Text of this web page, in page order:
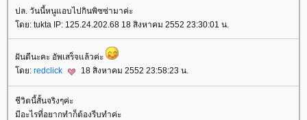
ปล. วันนี้หนูแอบไปกินพิซซ่ามาค่ะ
ดย: tukta IP: 125.24.202.68 18 สิงหาคม 2552 23:30:01 น.
ฝันดีนะคะ อัพเสร็จแล้วค่ะ
ดย: redclick 18 สิงหาคม 2552 23:58:23 น.
ชีวิตนี้สั้นจริงๆค่ะ
มีอะไรที่อยากทำก็ต้องรีบทำค่ะ